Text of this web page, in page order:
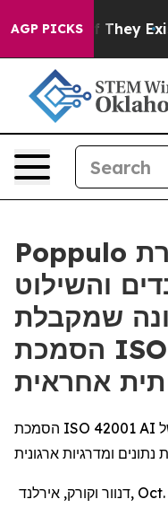
AGP PICKS
Proof They Exist
Poppulo הופכת לחברת
והשילוט
שמקבלת
הסמכת ISO Benchmark
אחראית
הסמכת ISO 42001 AI מאמתת את המוניטין של Poppulo
ומדרגיות ארגונית
דנוור וקורק, אירלנד, Oct. 03, 2025 (GLOBE NEWSWIRE) -